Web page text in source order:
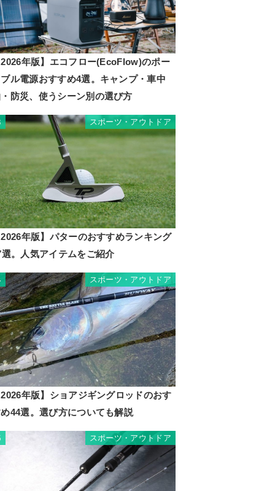
年版】エコフロー(EcoFlow)のポー
ル電源おすすめ4選。キャンプ・車中
防災、使うシーン別の選び方
スポーツ・アウトドア
年版】パターのおすすめランキング
選。人気アイテムをご紹介
スポーツ・アウトドア
年版】ショアジギングロッドのおす
44選。選び方についても解説
スポーツ・アウトドア